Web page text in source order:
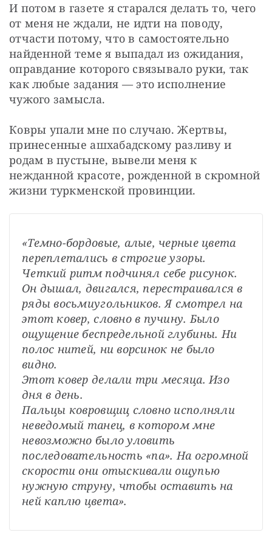
И потом в газете я старался делать то, чего
от меня не ждали, не идти на поводу,
отчасти потому, что в самостоятельно
найденной теме я выпадал из ожидания,
оправдание которого связывало руки, так
как любые задания — это исполнение
чужого замысла.
Ковры упали мне по случаю. Жертвы,
принесенные ашхабадскому разливу и
родам в пустыне, вывели меня к
нежданной красоте, рожденной в скромной
жизни туркменской провинции.
«Темно-бордовые, алые, черные цвета
переплетались в строгие узоры.
Четкий ритм подчинял себе рисунок.
Он дышал, двигался, перестраивался в
ряды восьмиугольников. Я смотрел на
этот ковер, словно в пучину. Было
ощущение беспредельной глубины. Ни
полос нитей, ни ворсинок не было
видно.
Этот ковер делали три месяца. Изо
дня в день.
Пальцы ковровщиц словно исполняли
неведомый танец, в котором мне
невозможно было уловить
последовательность «па». На огромной
скорости они отыскивали ощупью
нужную струну, чтобы оставить на
ней каплю цвета».